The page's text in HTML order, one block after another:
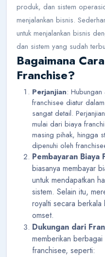
produk, dan sistem
menjalankan bisnis.
untuk menjalankan bisnis
dan sistem yang sudah
Bagaimana
Franchise?
Perjanjian:
franchisee diatur
sangat detail.
mulai dari biaya
masing pihak, hingga
dipenuhi oleh
Pembayaran Biaya
biasanya membayar
untuk mendapatkan
sistem. Selain itu,
royalti secara
omset.
Dukungan dari
memberikan
franchisee, seperti: